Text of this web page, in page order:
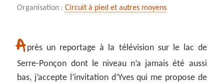
Organisation :Circuit à pied et autres moyens
Après un reportage à la télévision sur le lac de
Serre-Ponçon dont le niveau n’a jamais été aussi
bas, j’accepte l’invitation d’Yves qui me propose de